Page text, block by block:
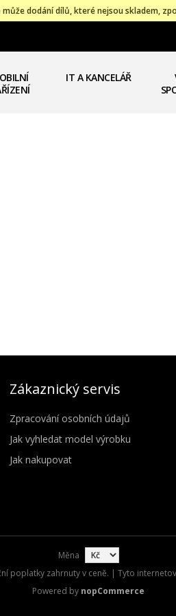
dodání dílů, které nejsou skladem,
IT A KANCELÁŘ
Zákaznický servis
Zpracování osobních údajů
Jak vyhledat model výrobku
Jak nakupovat
Měna
poplatky zahrnuty v ceně. | Tyto
Powered by nopCommerce